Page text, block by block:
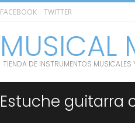
FACEBOOK TWITTER
MUSICAL
TIENDA DE INSTRUMENTOS MUSICALES
Estuche guitarra